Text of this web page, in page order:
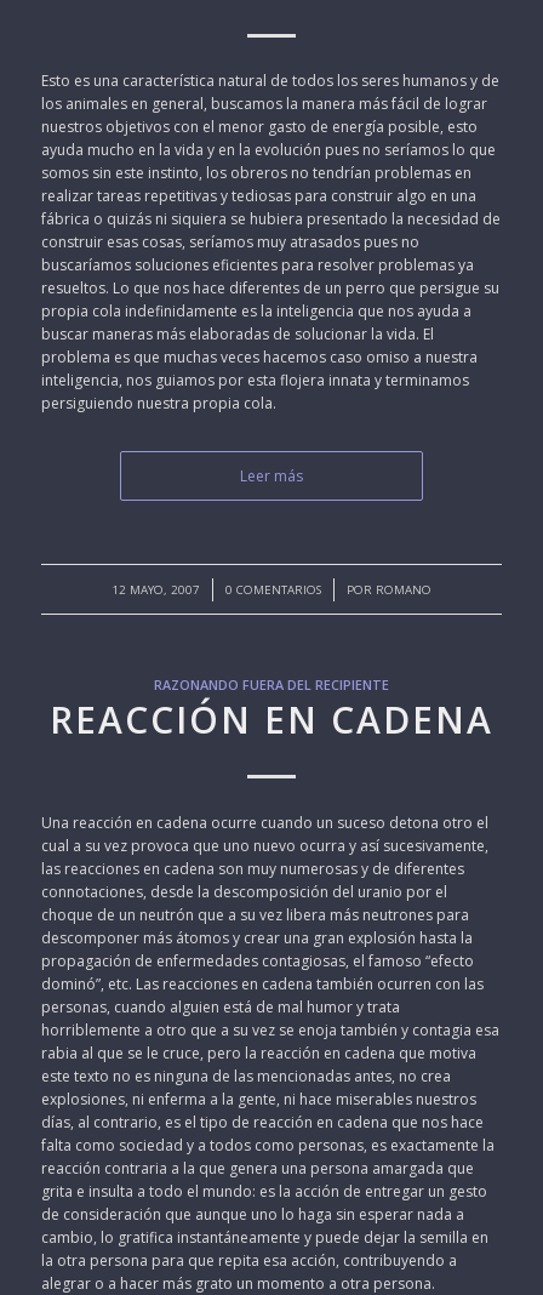
Esto es una característica natural de todos los seres humanos y de
los animales en general, buscamos la manera más fácil de lograr
nuestros objetivos con el menor gasto de energía posible, esto
ayuda mucho en la vida y en la evolución pues no seríamos lo que
somos sin este instinto, los obreros no tendrían problemas en
realizar tareas repetitivas y tediosas para construir algo en una
fábrica o quizás ni siquiera se hubiera presentado la necesidad de
construir esas cosas, seríamos muy atrasados pues no
buscaríamos soluciones eficientes para resolver problemas ya
resueltos. Lo que nos hace diferentes de un perro que persigue su
propia cola indefinidamente es la inteligencia que nos ayuda a
buscar maneras más elaboradas de solucionar la vida. El
problema es que muchas veces hacemos caso omiso a nuestra
inteligencia, nos guiamos por esta flojera innata y terminamos
persiguiendo nuestra propia cola.
Leer más
12 MAYO, 2007
/ 0 COMENTARIOS
/ POR ROMANO
RAZONANDO FUERA DEL RECIPIENTE
REACCIÓN EN CADENA
Una reacción en cadena ocurre cuando un suceso detona otro el
cual a su vez provoca que uno nuevo ocurra y así sucesivamente,
las reacciones en cadena son muy numerosas y de diferentes
connotaciones, desde la descomposición del uranio por el
choque de un neutrón que a su vez libera más neutrones para
descomponer más átomos y crear una gran explosión hasta la
propagación de enfermedades contagiosas, el famoso “efecto
dominó”, etc. Las reacciones en cadena también ocurren con las
personas, cuando alguien está de mal humor y trata
horriblemente a otro que a su vez se enoja también y contagia esa
rabia al que se le cruce, pero la reacción en cadena que motiva
este texto no es ninguna de las mencionadas antes, no crea
explosiones, ni enferma a la gente, ni hace miserables nuestros
días, al contrario, es el tipo de reacción en cadena que nos hace
falta como sociedad y a todos como personas, es exactamente la
reacción contraria a la que genera una persona amargada que
grita e insulta a todo el mundo: es la acción de entregar un gesto
de consideración que aunque uno lo haga sin esperar nada a
cambio, lo gratifica instantáneamente y puede dejar la semilla en
la otra persona para que repita esa acción, contribuyendo a
alegrar o a hacer más grato un momento a otra persona.